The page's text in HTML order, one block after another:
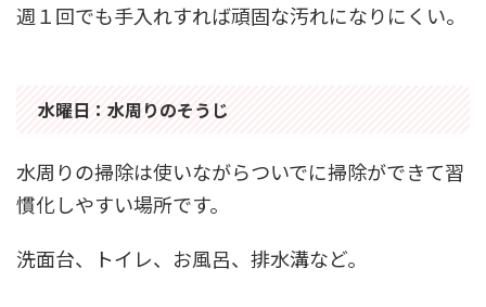
週１回でも手入れすれば頑固な汚れになりにくい。
水曜日：水周りのそうじ
水周りの掃除は使いながらついでに掃除ができて習
慣化しやすい場所です。
洗面台、トイレ、お風呂、排水溝など。